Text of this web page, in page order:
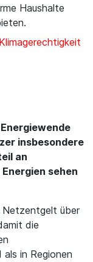
Haushalte
Klimagerechtigkeit
insbesondere
an
sehen
Netzentgelt über
die
in Regionen